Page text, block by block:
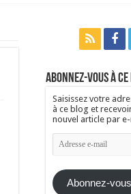
Abonnez-vous à
Saisissez votre
à ce blog et
nouvel article par
Adresse
e-
Abonnez-vous